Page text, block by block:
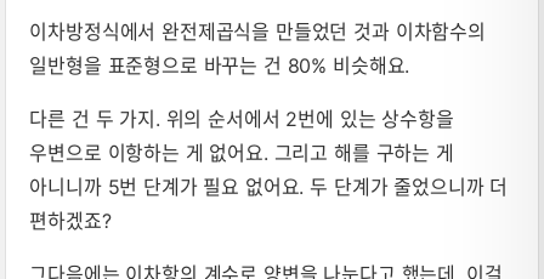
이차방정식에서 완전제곱식을 만들었던 것과 이차함수의
일반형을 표준형으로 바꾸는 건 80% 비슷해요.
다른 건 두 가지. 위의 순서에서 2번에 있는 상수항을
우변으로 이항하는 게 없어요. 그리고 해를 구하는 게
아니니까 5번 단계가 필요 없어요. 두 단계가 줄었으니까 더
편하겠죠?